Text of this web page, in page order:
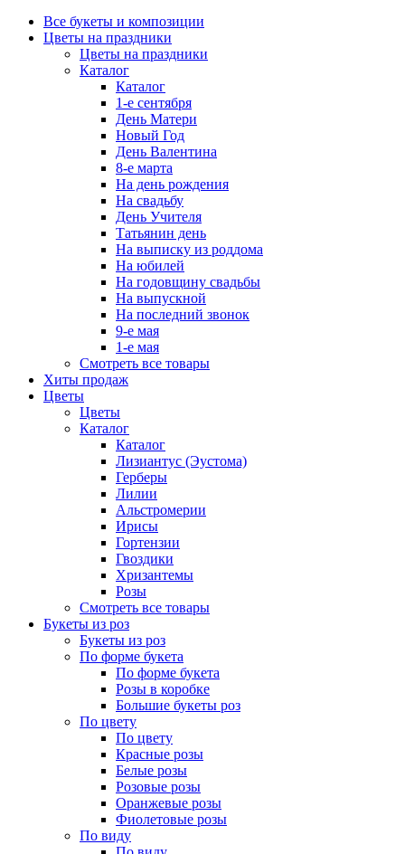
Все букеты и композиции
Цветы на праздники
Цветы на праздники
Каталог
Каталог
1-е сентября
День Матери
Новый Год
День Валентина
8-е марта
На день рождения
На свадьбу
День Учителя
Татьянин день
На выписку из роддома
На юбилей
На годовщину свадьбы
На выпускной
На последний звонок
9-е мая
1-е мая
Смотреть все товары
Хиты продаж
Цветы
Цветы
Каталог
Каталог
Лизиантус (Эустома)
Герберы
Лилии
Альстромерии
Ирисы
Гортензии
Гвоздики
Хризантемы
Розы
Смотреть все товары
Букеты из роз
Букеты из роз
По форме букета
По форме букета
Розы в коробке
Большие букеты роз
По цвету
По цвету
Красные розы
Белые розы
Розовые розы
Оранжевые розы
Фиолетовые розы
По виду